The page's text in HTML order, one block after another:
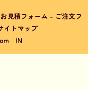
お見積フォーム - ご注文フ
イトマップ
IN